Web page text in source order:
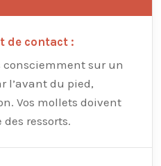
de contact :
consciemment sur un
l’avant du pied,
Vos mollets doivent
ressorts.